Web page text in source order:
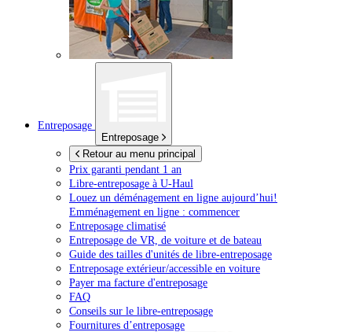
Entreposage
Entreposage
Retour au menu principal
Prix garanti pendant 1 an
Libre-entreposage à U-Haul
Louez un déménagement en ligne aujourd’hui!
Emménagement en ligne : commencer
Entreposage climatisé
Entreposage de VR, de voiture et de bateau
Guide des tailles d'unités de libre-entreposage
Entreposage extérieur/accessible en voiture
Payer ma facture d'entreposage
FAQ
Conseils sur le libre-entreposage
Fournitures d’entreposage